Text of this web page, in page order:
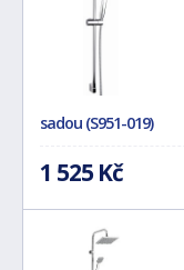
sadou (S951-019)
1 525 Kč